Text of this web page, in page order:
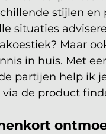
stijlen en
situaties
Maar
in huis. Met
partijen help ik
de product